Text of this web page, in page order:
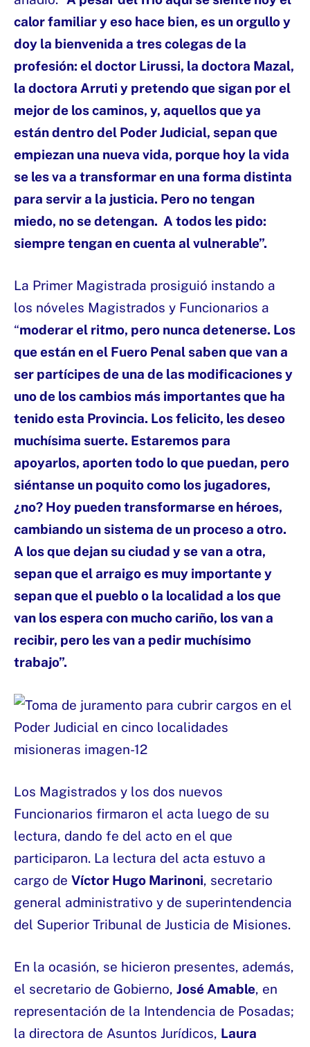
calor familiar y eso hace bien, es un orgullo y
doy la bienvenida a tres colegas de la
profesión: el doctor Lirussi, la doctora Mazal,
la doctora Arruti y pretendo que sigan por el
mejor de los caminos, y, aquellos que ya
están dentro del Poder Judicial, sepan que
empiezan una nueva vida, porque hoy la vida
se les va a transformar en una forma distinta
para servir a la justicia. Pero no tengan
miedo, no se detengan. A todos les pido:
siempre tengan en cuenta al vulnerable”.
La Primer Magistrada prosiguió instando a
los nóveles Magistrados y Funcionarios a
“moderar el ritmo, pero nunca detenerse. Los
que están en el Fuero Penal saben que van a
ser partícipes de una de las modificaciones y
uno de los cambios más importantes que ha
tenido esta Provincia. Los felicito, les deseo
muchísima suerte. Estaremos para
apoyarlos, aporten todo lo que puedan, pero
siéntanse un poquito como los jugadores,
¿no? Hoy pueden transformarse en héroes,
cambiando un sistema de un proceso a otro.
A los que dejan su ciudad y se van a otra,
sepan que el arraigo es muy importante y
sepan que el pueblo o la localidad a los que
van los espera con mucho cariño, los van a
recibir, pero les van a pedir muchísimo
trabajo”.
Los Magistrados y los dos nuevos
Funcionarios firmaron el acta luego de su
lectura, dando fe del acto en el que
participaron. La lectura del acta estuvo a
cargo de Víctor Hugo Marinoni, secretario
general administrativo y de superintendencia
del Superior Tribunal de Justicia de Misiones.
En la ocasión, se hicieron presentes, además,
el secretario de Gobierno, José Amable, en
representación de la Intendencia de Posadas;
la directora de Asuntos Jurídicos, Laura